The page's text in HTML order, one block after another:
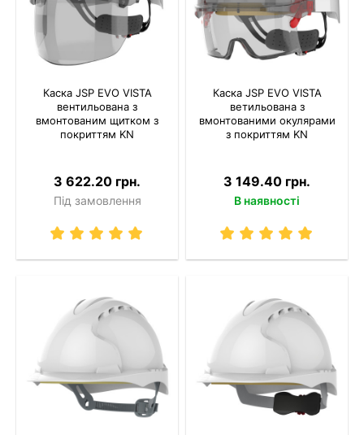
Каска JSP EVO VISTA
вентильована з
вмонтованим щитком з
покриттям KN
3 622.20 грн.
Під замовлення
Каска JSP EVO VISTA
ветильована з
вмонтованими окулярами
з покриттям KN
3 149.40 грн.
В наявності